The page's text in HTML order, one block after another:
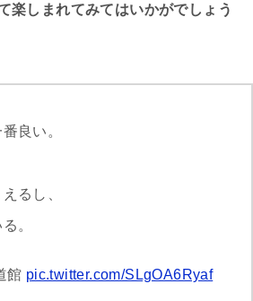
楽しまれてみてはいかがでしょう
良い。
るし、
。
館 pic.twitter.com/SLgOA6Ryaf